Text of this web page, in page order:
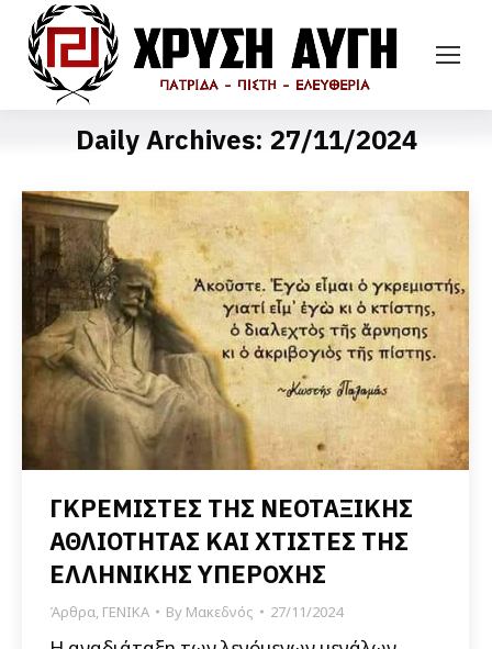
Daily Archives: 27/11/2024
ΓΚΡΕΜΙΣΤΕΣ ΤΗΣ ΝΕΟΤΑΞΙΚΗΣ
ΑΘΛΙΟΤΗΤΑΣ ΚΑΙ ΧΤΙΣΤΕΣ ΤΗΣ
ΕΛΛΗΝΙΚΗΣ ΥΠΕΡΟΧΗΣ
Άρθρα, ΓΕΝΙΚΑ By Μακεδνός 27/11/2024